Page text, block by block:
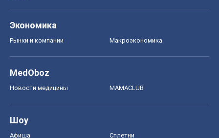
Экономика
Рынки и компании Mакроэкономика
MedOboz
Новости медицины MAMACLUB
Шоу
Афиша Сплетни